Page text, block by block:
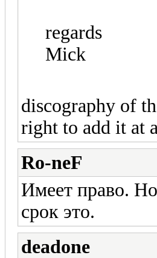
regards
Mick
discography of
right to add it at
Ro-neF
Имеет право.
срок это.
deadone